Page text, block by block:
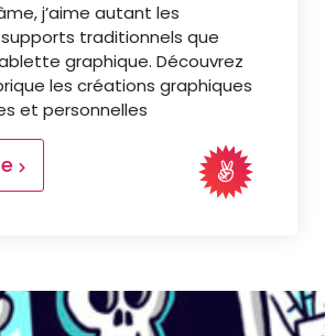
j’aime autant les
traditionnels que
graphique. Découvrez
les créations graphiques
et personnelles